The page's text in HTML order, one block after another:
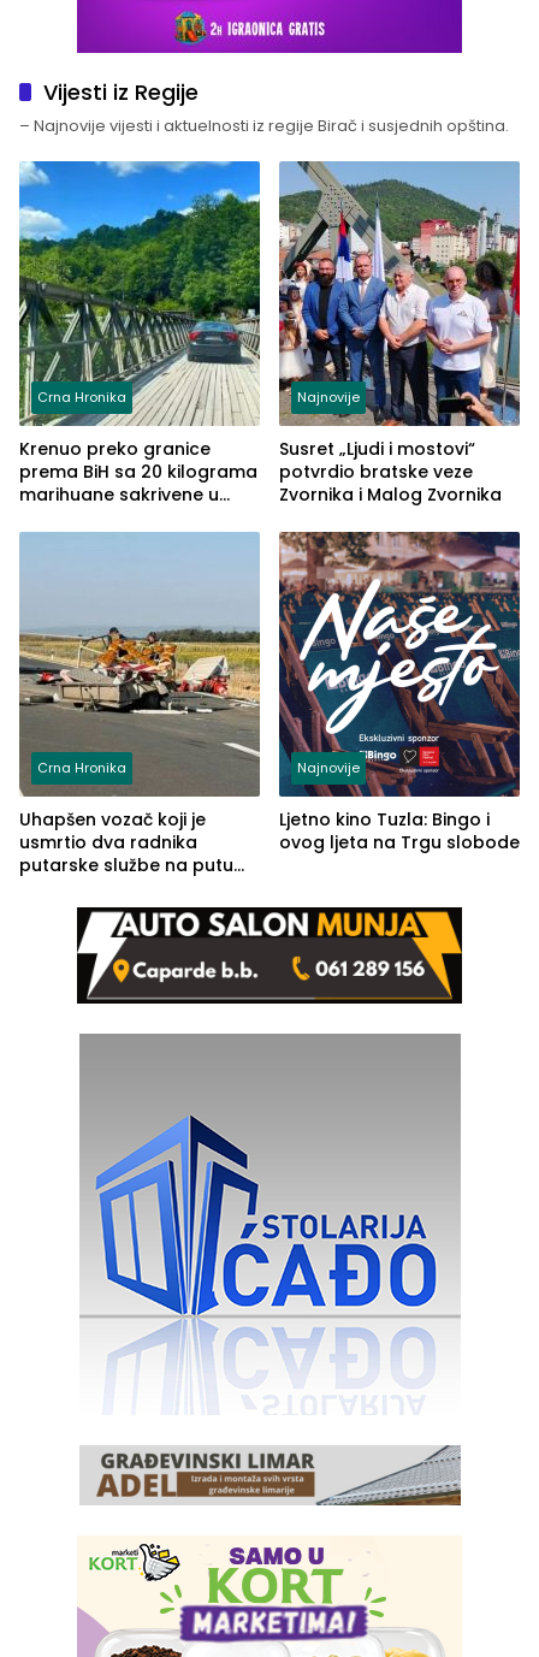
Vijesti iz Regije
– Najnovije vijesti i aktuelnosti iz regije Birač i susjednih opština.
Crna Hronika
Krenuo preko granice
prema BiH sa 20 kilograma
marihuane sakrivene u
Najnovije
Susret „Ljudi i mostovi“
potvrdio bratske veze
Zvornika i Malog Zvornika
Crna Hronika
Uhapšen vozač koji je
usmrtio dva radnika
putarske službe na putu
(FOTO)
Najnovije
Ljetno kino Tuzla: Bingo i
ovog ljeta na Trgu slobode